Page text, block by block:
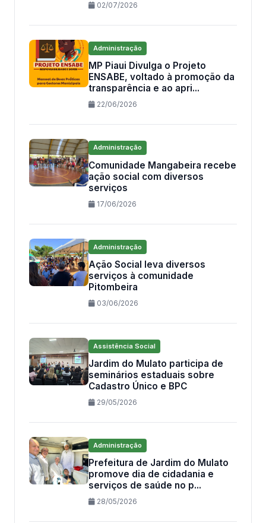
02/07/2026
Administração
MP Piaui Divulga o Projeto
ENSABE, voltado à promoção da
transparência e ao apri...
22/06/2026
Administração
Comunidade Mangabeira recebe
ação social com diversos
serviços
17/06/2026
Administração
Ação Social leva diversos
serviços à comunidade
Pitombeira
03/06/2026
Assistência Social
Jardim do Mulato participa de
seminários estaduais sobre
Cadastro Único e BPC
29/05/2026
Administração
Prefeitura de Jardim do Mulato
promove dia de cidadania e
serviços de saúde no p...
28/05/2026